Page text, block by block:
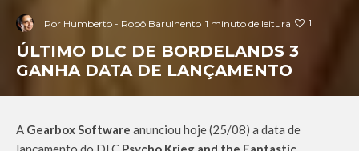
Por Humberto - Robô Barulhento 1 minuto de leitura 1
ÚLTIMO DLC DE BORDELANDS 3
GANHA DATA DE LANÇAMENTO
A Gearbox Software anunciou hoje (25/08) a data de